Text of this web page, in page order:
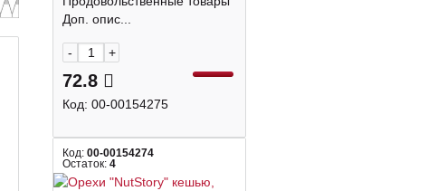
Доп. опис...
- +
72.8
Код: 00-00154275
Код: 00-00154274
Остаток: 4